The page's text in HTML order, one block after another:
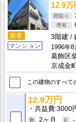
新着
マンション
12.9万
3階建
1996年8
葛飾区
京成金
この建物のすべて
12.9万円
共益費 3000
2ヶ月
-